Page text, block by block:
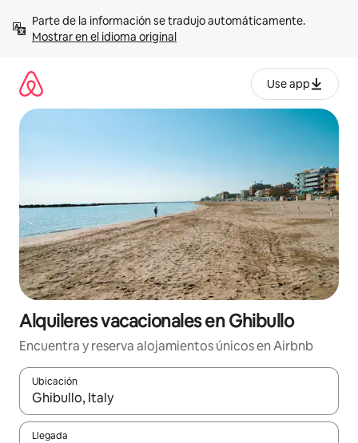
contenidoMostrar en el idioma original
Use app
Alquileres vacacionales en Ghibullo
Encuentra y reserva alojamientos únicos en Airbnb
Ubicación
Cuando los resultados estén disponibles, navega con las
Llegada